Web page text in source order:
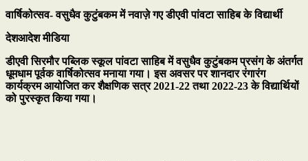
वार्षिकोत्सव- वसुधैव कुटुंबकम में नवाज़े गए डीएवी पांवटा साहिब के विद्यार्थी
देशआदेश मीडिया
डीएवी सिरमौर पब्लिक स्कूल पांवटा साहिब में वसुधैव कुटुंबकम प्रसंग के अंतर्गत
धूमधाम पूर्वक वार्षिकोत्सव मनाया गया। इस अवसर पर शानदार रंगारंग
कार्यक्रम आयोजित कर शैक्षणिक सत्र 2021-22 तथा 2022-23 के विद्यार्थियों
को पुरस्कृत किया गया।